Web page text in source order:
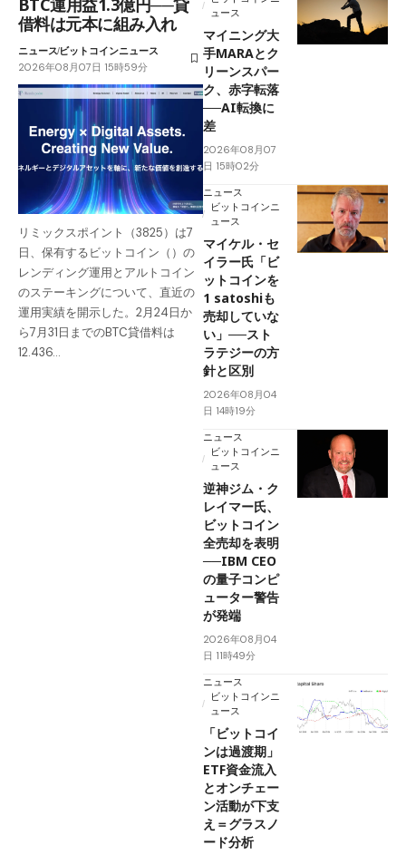
借料は元本に組み入れ
ニュースビットコインニュース
2026年08月07日 15時59分
リミックスポイント（3825）は7
日、保有するビットコイン（）の
レンディング運用とアルトコイン
のステーキングについて、直近の
運用実績を開示した。2月24日か
ら7月31日までのBTC貸借料は
12.436…
ュース
マイニング大
手MARAとク
リーンスパー
ク、赤字転落
──AI転換に
差
2026年08月07
日 15時02分
ニュース
ビットコインニ
ュース
マイケル・セ
イラー氏「ビ
ットコインを
1 satoshiも
売却していな
い」──スト
ラテジーの方
針と区別
2026年08月04
日 14時19分
ニュース
ビットコインニ
ュース
逆神ジム・ク
レイマー氏、
ビットコイン
全売却を表明
──IBM CEO
の量子コンピ
ューター警告
が発端
2026年08月04
日 11時49分
ニュース
ビットコインニ
ュース
「ビットコイ
ンは過渡期」
ETF資金流入
とオンチェー
ン活動が下支
え＝グラスノ
ード分析